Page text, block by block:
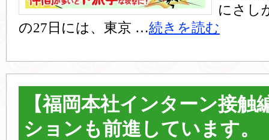
にさし
の27日には、東京 …続きを読む
【福岡本社インターン接触
ションも前進しています。